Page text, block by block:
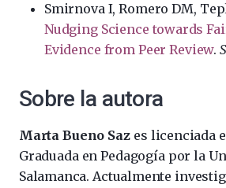
Smirnova I, Romero DM,
Nudging Science towards
Evidence from Peer Review.
Sobre la autora
Marta Bueno Sazes licenciada
Graduada en Pedagogía por la
Salamanca. Actualmente